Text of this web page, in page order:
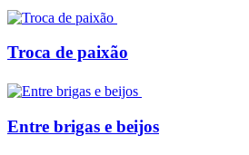
Troca de paixão
Entre brigas e beijos